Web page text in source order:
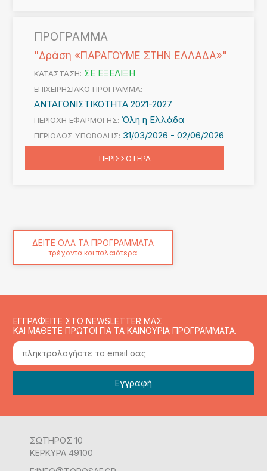
ΠΡΟΓΡΑΜΜΑ
"Δράση «ΠΑΡΑΓΟΥΜΕ ΣΤΗΝ ΕΛΛΑΔΑ»"
ΚΑΤΑΣΤΑΣΗ: ΣΕ ΕΞΕΛΙΞΗ
ΕΠΙΧΕΙΡΗΣΙΑΚΟ ΠΡΟΓΡΑΜΜΑ:
ΑΝΤΑΓΩΝΙΣΤΙΚΟΤΗΤΑ 2021-2027
ΠΕΡΙΟΧΗ ΕΦΑΡΜΟΓΗΣ: Όλη η Ελλάδα
ΠΕΡΙΟΔΟΣ ΥΠΟΒΟΛΗΣ: 31/03/2026 -02/06/2026
ΠΕΡΙΣΣΟΤΕΡΑ
ΔΕΙΤΕ ΟΛΑ ΤΑ ΠΡΟΓΡΑΜΜΑΤΑ
τρέχοντα και παλαιότερα
ΕΓΓΡΑΦΕΙΤΕ ΣΤΟ NEWSLETTER ΜΑΣ
ΚΑΙ ΜΑΘΕΤΕ ΠΡΩΤΟΙ ΓΙΑ ΤΑ ΚΑΙΝΟΥΡΙΑ ΠΡΟΓΡΑΜΜΑΤΑ.
ΣΩΤΗΡΟΣ 10
ΚΕΡΚΥΡΑ 49100